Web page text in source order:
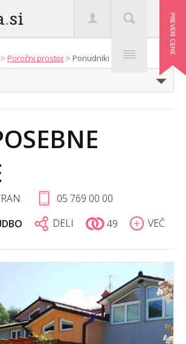
> Poročni prostor > Ponudniki
05 769 00 00
DELI 49 VEČ